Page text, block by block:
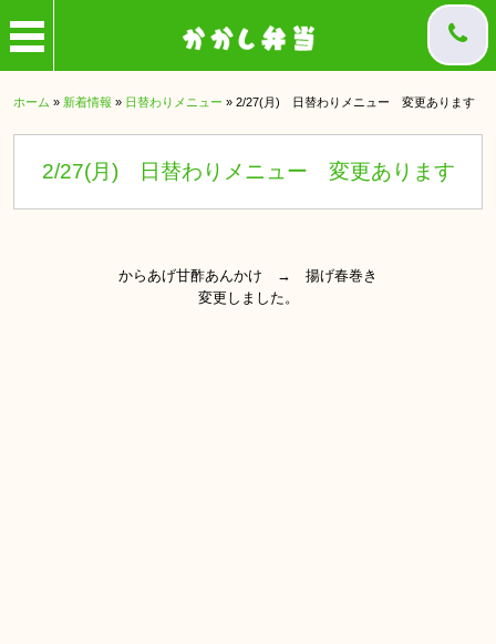
ホーム » 新着情報 » 日替わりメニュー » 2/27(月) 日替わりメニュー 変更あります
2/27(月) 日替わりメニュー 変更あります
からあげ甘酢あんかけ → 揚げ春巻き
変更しました。